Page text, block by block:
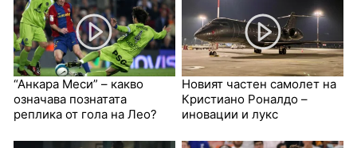
“Анкара Меси” – какво
означава познатата
реплика от гола на Лео?
Новият частен самолет на
Кристиано Роналдо –
иновации и лукс